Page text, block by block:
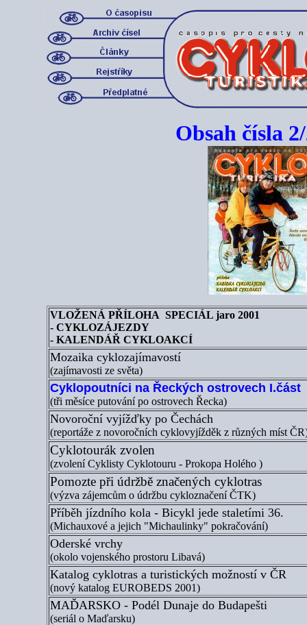
Obsah čísla
VLOŽENÁ PŘÍLOHA SPECIÁL jaro 2001
- CYKLOZÁJEZDY
- KALENDÁŘ CYKLOAKCÍ
Mozaika cyklozajímavostí
(zajímavosti ze světa)
Cyklopoutníci na Řeckých ostrovech I.část
(tři měsíce putování po ostrovech Řecka)
Novoroční vyjížďky po Čechách
(reportáže z novoročních cyklovyjížděk z různých míst
Cyklotourák zvolen
(zvolení Cyklisty Cyklotouru - Prokopa Holého )
Pomozte při údržbě značených cyklotras
(výzva zájemcům o údržbu cykloznačení ČTK)
Příběh jízdního kola - Bicykl jede staletími 36.
(Michauxové a jejich "Michaulinky" pokračování)
Oderské vrchy
(okolo vojenského prostoru Libavá)
Katalog cyklotras a turistických možností v ČR
(nový katalog EUROBEDS 2001)
MAĎARSKO - Podél Dunaje do Budapešti
(seriál o Maďarsku)